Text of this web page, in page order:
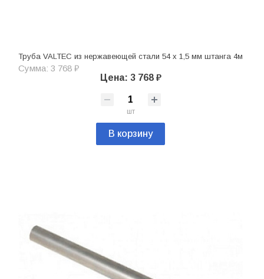
Труба VALTEC из нержавеющей стали 54 х 1,5 мм штанга 4м
Сумма: 3 768 ₽
Цена: 3 768 ₽
шт
В корзину